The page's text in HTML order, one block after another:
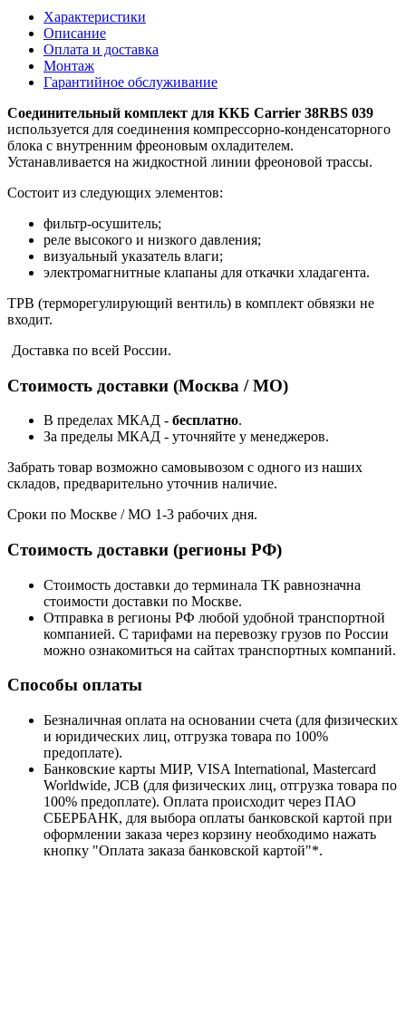
Характеристики
Описание
Оплата и доставка
Монтаж
Гарантийное обслуживание
Соединительный комплект для ККБ Carrier 38RBS 039
используется для соединения компрессорно-конденсаторного
блока с внутренним фреоновым охладителем.
Устанавливается на жидкостной линии фреоновой трассы.
Состоит из следующих элементов:
фильтр-осушитель;
реле высокого и низкого давления;
визуальный указатель влаги;
электромагнитные клапаны для откачки хладагента.
ТРВ (терморегулирующий вентиль) в комплект обвязки не
входит.
Доставка по всей России.
Стоимость доставки (Москва / МО)
В пределах МКАД - бесплатно.
За пределы МКАД - уточняйте у менеджеров.
Забрать товар возможно самовывозом с одного из наших
складов, предварительно уточнив наличие.
Сроки по Москве / МО 1-3 рабочих дня.
Стоимость доставки (регионы РФ)
Стоимость доставки до терминала ТК равнозначна
стоимости доставки по Москве.
Отправка в регионы РФ любой удобной транспортной
компанией. С тарифами на перевозку грузов по России
можно ознакомиться на сайтах транспортных компаний.
Способы оплаты
Безналичная оплата на основании счета (для физических
и юридических лиц, отгрузка товара по 100%
предоплате).
Банковские карты МИР, VISA International, Mastercard
Worldwide, JCB (для физических лиц, отгрузка товара по
100% предоплате). Оплата происходит через ПАО
СБЕРБАНК, для выбора оплаты банковской картой при
оформлении заказа через корзину необходимо нажать
кнопку "Оплата заказа банковской картой"*.